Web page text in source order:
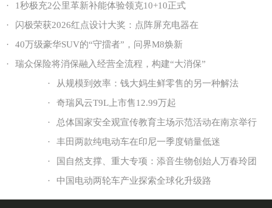
·
1秒极充2公里革新补能体验领克10+10正式
·
闪极荣获2026红点设计大奖：点阵屏充电器在
·
40万级豪华SUV的“守擂者”，问界M8焕新
·
瑞众保险将消保融入经营全流程，构建“大消保”
·
从规模到效率：钱大妈生鲜零售的另一种解法
·
奇瑞风云T9L上市售12.99万起
·
总体国家安全观宣传教育主场示范活动在南京举行
·
丰田两款纯电动车在印尼一季度销量低迷
·
国自然支撑、重大专项：添音生物创始人万春玲团
·
中国电动两轮车产业探索全球化升级路